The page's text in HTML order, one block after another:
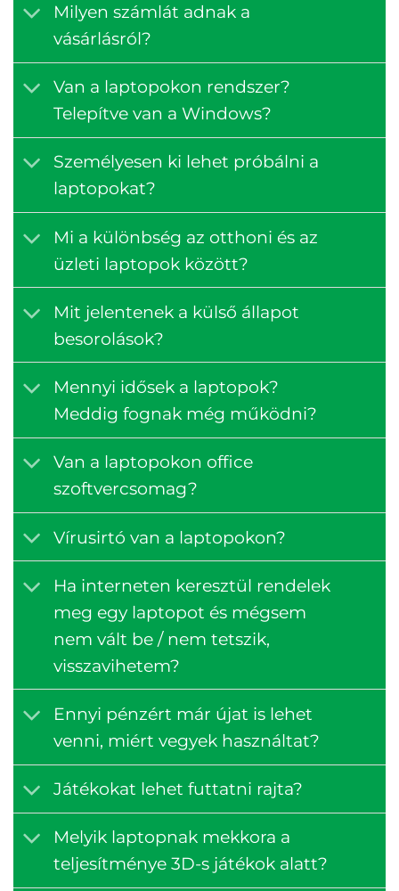
Milyen számlát adnak a
vásárlásról?
Van a laptopokon rendszer?
Telepítve van a Windows?
Személyesen ki lehet próbálni a
laptopokat?
Mi a különbség az otthoni és az
üzleti laptopok között?
Mit jelentenek a külső állapot
besorolások?
Mennyi idősek a laptopok?
Meddig fognak még működni?
Van a laptopokon office
szoftvercsomag?
Vírusirtó van a laptopokon?
Ha interneten keresztül rendelek
meg egy laptopot és mégsem
nem vált be / nem tetszik,
visszavihetem?
Ennyi pénzért már újat is lehet
venni, miért vegyek használtat?
Játékokat lehet futtatni rajta?
Melyik laptopnak mekkora a
teljesítménye 3D-s játékok alatt?